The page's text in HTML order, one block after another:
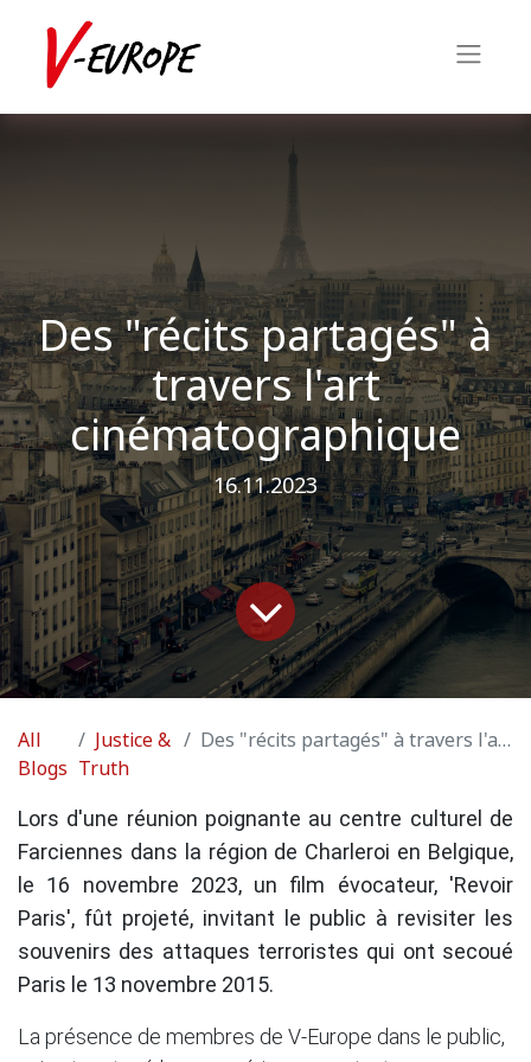
Des "récits partagés" à
travers l'art
cinématographique
16.11.2023
All
Blogs
Justice &
Truth
Des "récits partagés" à travers l'art cinématographique
Lors d'une réunion poignante au centre culturel de
Farciennes dans la région de Charleroi en Belgique,
le 16 novembre 2023, un film évocateur, 'Revoir
Paris', fût projeté, invitant le public à revisiter les
souvenirs des attaques terroristes qui ont secoué
Paris le 13 novembre 2015.
La présence de membres de V-Europe dans le public,